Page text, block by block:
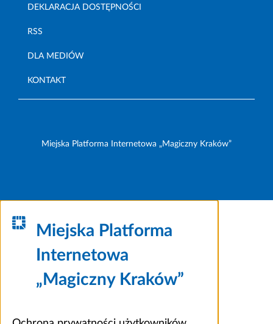
DEKLARACJA DOSTĘPNOŚCI
RSS
DLA MEDIÓW
KONTAKT
Miejska Platforma Internetowa „Magiczny Kraków”
Miejska Platforma
Internetowa
„Magiczny Kraków”